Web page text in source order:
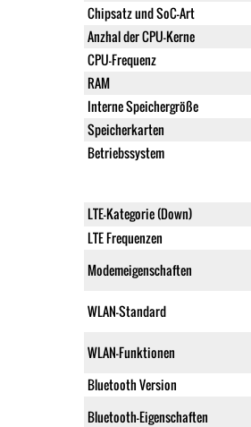
Chipsatz und SoC-Art
Anzhal der CPU-Kerne
CPU-Frequenz
RAM
Interne Speichergröße
Speicherkarten
Betriebssystem
LTE-Kategorie (Down)
LTE Frequenzen
Modemeigenschaften
WLAN-Standard
WLAN-Funktionen
Bluetooth Version
Bluetooth-Eigenschaften